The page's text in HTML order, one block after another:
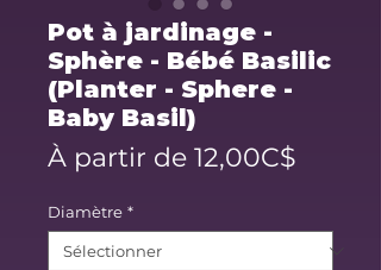
Pot à jardinage -
Sphère - Bébé Basilic
(Planter - Sphere -
Baby Basil)
À partir de 12,00C$
Diamètre *